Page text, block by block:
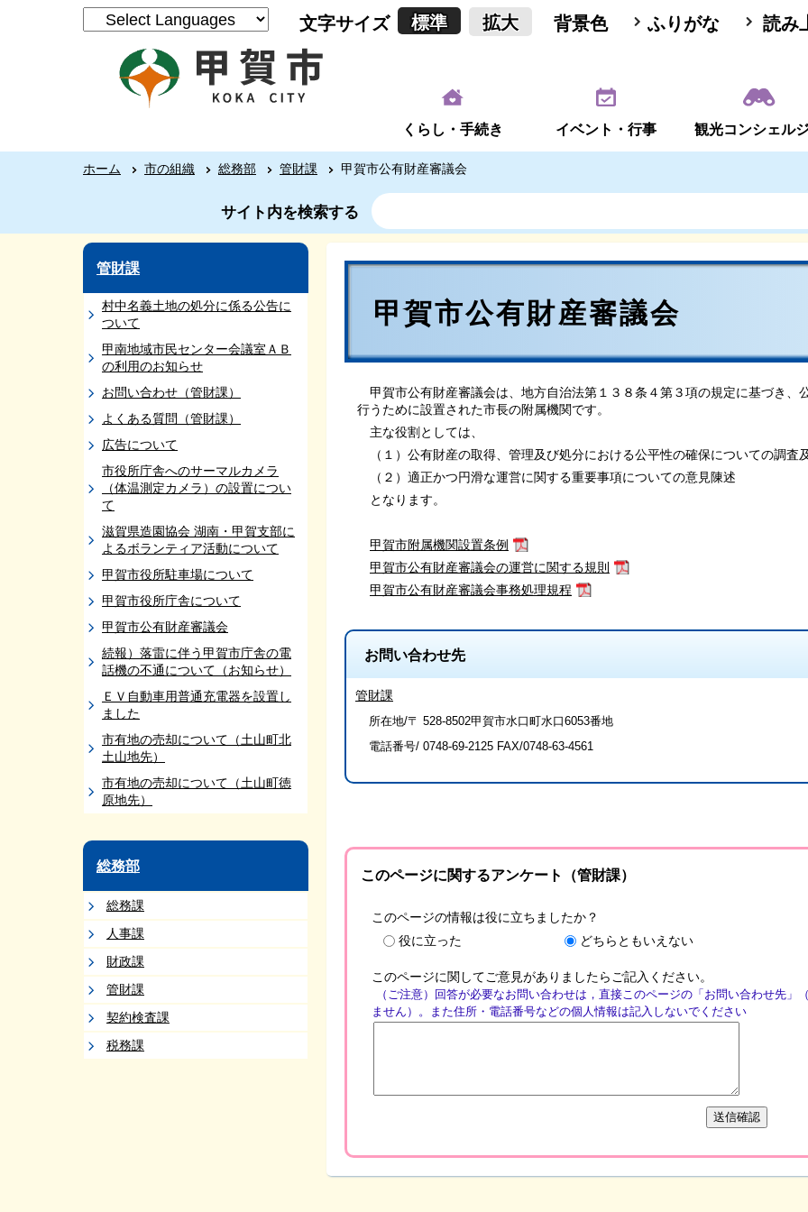
文字サイズ 標準 拡大 背景色 ふりがな 読み
くらし・手続き イベント・行事 観光コンシェル
ホーム 市の組織 総務部 管財課 甲賀市公有財産審議会
サイト内を検索する
管財課
村中名義土地の処分に係る公告に
ついて
甲南地域市民センター会議室ＡＢ
の利用のお知らせ
お問い合わせ（管財課）
よくある質問（管財課）
広告について
市役所庁舎へのサーマルカメラ
（体温測定カメラ）の設置につい
て
滋賀県造園協会 湖南・甲賀支部に
よるボランティア活動について
甲賀市役所駐車場について
甲賀市役所庁舎について
甲賀市公有財産審議会
続報）落雷に伴う甲賀市庁舎の電
話機の不通について（お知らせ）
ＥＶ自動車用普通充電器を設置し
ました
市有地の売却について（土山町北
土山地先）
市有地の売却について（土山町徳
原地先）
総務部
総務課
人事課
財政課
管財課
契約検査課
税務課
甲賀市公有財産審議会
甲賀市公有財産審議会は、地方自治法第１３８条４第３項の規定に基づき、
行うために設置された市長の附属機関です。
主な役割としては、
（１）公有財産の取得、管理及び処分における公平性の確保についての調査
（２）適正かつ円滑な運営に関する重要事項についての意見陳述
となります。
甲賀市附属機関設置条例
甲賀市公有財産審議会の運営に関する規則
甲賀市公有財産審議会事務処理規程
お問い合わせ先
管財課
所在地/〒 528-8502甲賀市水口町水口6053番地
電話番号/ 0748-69-2125 FAX/0748-63-4561
このページに関するアンケート（管財課）
このページの情報は役に立ちましたか？
役に立った
どちらともいえない
このページに関してご意見がありましたらご記入ください。
（ご注意）回答が必要なお問い合わせは，直接このページの「お問い合わせ先
ません）。また住所・電話番号などの個人情報は記入しないでください